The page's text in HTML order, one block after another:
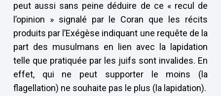
peut aussi sans peine déduire de ce « recul de
l’opinion » signalé par le Coran que les récits
produits par l’Exégèse indiquant une requête de la
part des musulmans en lien avec la lapidation
telle que pratiquée par les juifs sont invalides. En
effet, qui ne peut supporter le moins (la
flagellation) ne souhaite pas le plus (la lapidation).